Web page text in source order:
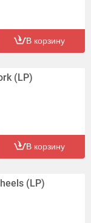
В корзину
(LP)
В корзину
(LP)